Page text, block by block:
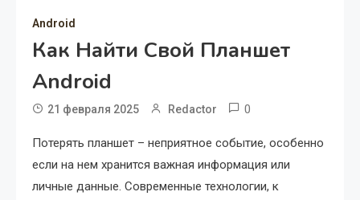
Android
Как Найти Свой Планшет
Android
21 февраля 2025 Redactor 0
Потерять планшет – неприятное событие, особенно
если на нем хранится важная информация или
личные данные. Современные технологии, к